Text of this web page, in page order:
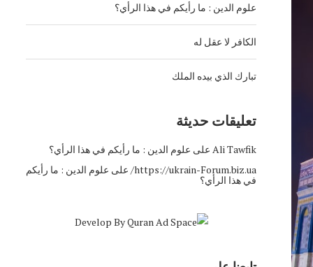
علوم الدين : ما رأيكم في هذا الرأي؟
الكافر لا عقل له
تبارك الذي بيده الملك
تعليقات حديثة
Ali Tawfikعلى علوم الدين : ما رأيكم في هذا الرأي؟
https://ukrain-Forum.biz.ua/ على علوم الدين : ما رأيكم
في هذا الرأي؟